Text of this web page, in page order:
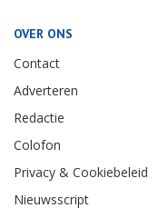
OVER ONS
Contact
Adverteren
Redactie
Colofon
Privacy & Cookiebeleid
Nieuwsscript